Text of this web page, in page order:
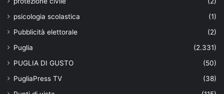
psicologia scolastica
(1)
Pubblicità elettorale
(2)
Puglia
(2.331)
PUGLIA DI GUSTO
(50)
PugliaPress TV
(38)